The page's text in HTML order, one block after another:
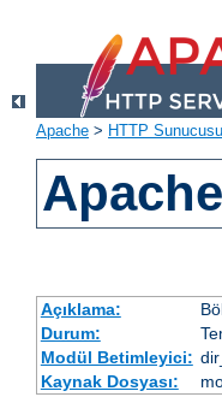
Apache > HTTP Sunucusu
Açıklama:
Durum:
Modül Betimleyici:
Kaynak Dosyası: